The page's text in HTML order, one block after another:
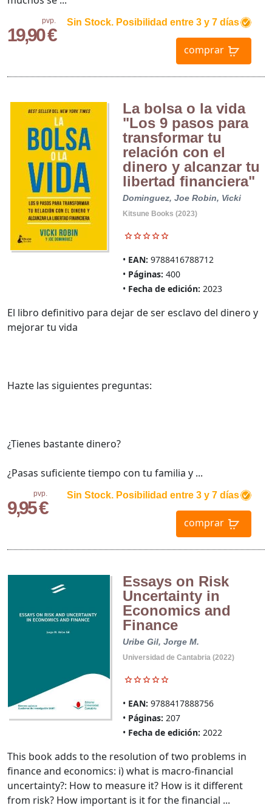
pvp.
19,90 €
Sin Stock. Posibilidad entre 3 y 7 días
comprar
La bolsa o la vida
"Los 9 pasos para
transformar tu
relación con el
dinero y alcanzar tu
libertad financiera"
Dominguez, Joe Robin, Vicki
Kitsune Books (2023)
EAN: 9788416788712
Páginas: 400
Fecha de edición: 2023
pvp.
9,95 €
Sin Stock. Posibilidad entre 3 y 7 días
comprar
El libro definitivo para dejar de ser esclavo del dinero y
mejorar tu vida
Hazte las siguientes preguntas:
¿Tienes bastante dinero?
¿Pasas suficiente tiempo con tu familia y ...
Essays on Risk
Uncertainty in
Economics and
Finance
Uribe Gil, Jorge M.
Universidad de Cantabria (2022)
EAN: 9788417888756
Páginas: 207
Fecha de edición: 2022
This book adds to the resolution of two problems in
finance and economics: i) what is macro-financial
uncertainty?: How to measure it? How is it different
from risk? How important is it for the financial ...